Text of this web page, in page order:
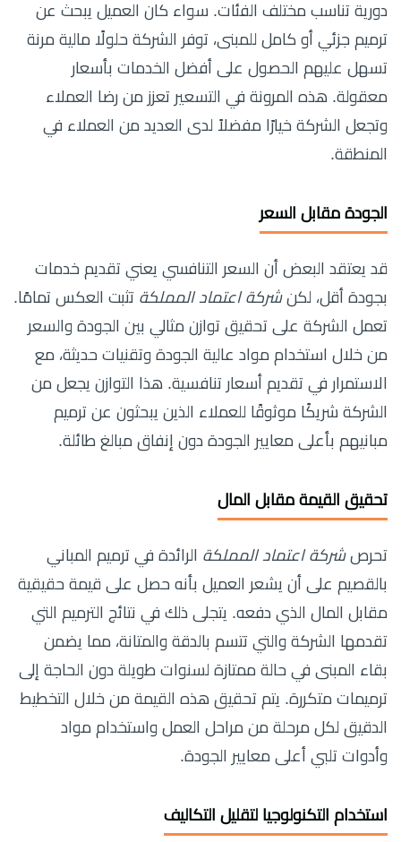
دورية تناسب مختلف الفئات. سواء كان العميل يبحث عن
ترميم جزئي أو كامل للمبنى، توفر الشركة حلولًا مالية مرنة
تسهل عليهم الحصول على أفضل الخدمات بأسعار
معقولة. هذه المرونة في التسعير تعزز من رضا العملاء
وتجعل الشركة خيارًا مفضلاً لدى العديد من العملاء في
المنطقة.
الجودة مقابل السعر
قد يعتقد البعض أن السعر التنافسي يعني تقديم خدمات
بجودة أقل، لكنشركة اعتماد المملكة تثبت العكس تمامًا.
تعمل الشركة على تحقيق توازن مثالي بين الجودة والسعر
من خلال استخدام مواد عالية الجودة وتقنيات حديثة، مع
الاستمرار في تقديم أسعار تنافسية. هذا التوازن يجعل من
الشركة شريكًا موثوقًا للعملاء الذين يبحثون عن ترميم
مبانيهم بأعلى معايير الجودة دون إنفاق مبالغ طائلة.
تحقيق القيمة مقابل المال
تحرصشركة اعتماد المملكة الرائدة في ترميم المباني
بالقصيم على أن يشعر العميل بأنه حصل على قيمة حقيقية
مقابل المال الذي دفعه. يتجلى ذلك في نتائج الترميم التي
تقدمها الشركة والتي تتسم بالدقة والمتانة، مما يضمن
بقاء المبنى في حالة ممتازة لسنوات طويلة دون الحاجة إلى
ترميمات متكررة. يتم تحقيق هذه القيمة من خلال التخطيط
الدقيق لكل مرحلة من مراحل العمل واستخدام مواد
وأدوات تلبي أعلى معايير الجودة.
استخدام التكنولوجيا لتقليل التكاليف